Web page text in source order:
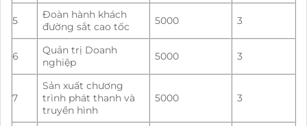
5
Đoàn hành khách
đường sắt cao tốc
5000 3
6
Quản trị Doanh
nghiệp
5000 3
7
Sản xuất chương
trình phát thanh và
truyền hình
5000 3